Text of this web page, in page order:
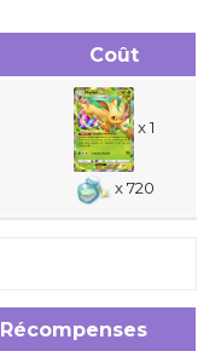
Coût
x 1
x 720
Récompenses